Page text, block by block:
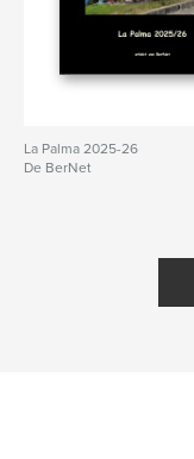
La Palma 2025-26
De BerNet